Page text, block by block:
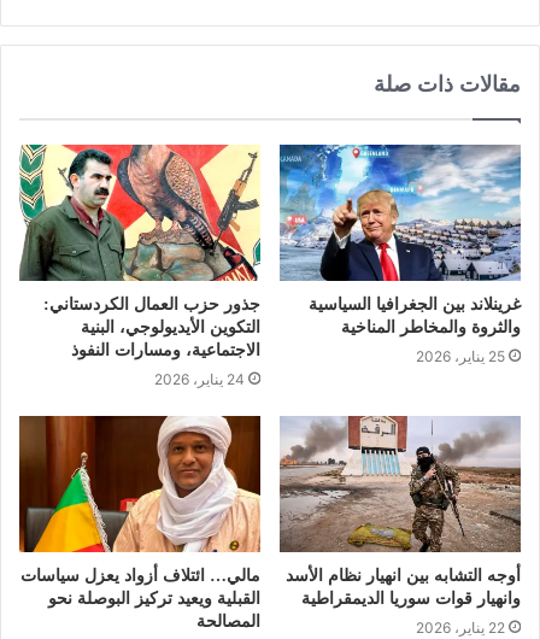
مقالات ذات صلة
غرينلاند بين الجغرافيا السياسية
والثروة والمخاطر المناخية
25 يناير، 2026
جذور حزب العمال الكردستاني:
التكوين الأيديولوجي، البنية
الاجتماعية، ومسارات النفوذ
24 يناير، 2026
أوجه التشابه بين انهيار نظام الأسد
وانهيار قوات سوريا الديمقراطية
22 يناير، 2026
مالي… ائتلاف أزواد يعزل سياسات
القبلية ويعيد تركيز البوصلة نحو
المصالحة